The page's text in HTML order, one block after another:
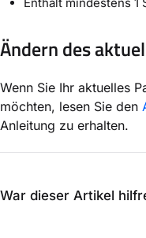
Ändern des
Wenn Sie Ihr aktuelles
möchten, lesen Sie den
Anleitung zu erhalten.
War dieser Artikel